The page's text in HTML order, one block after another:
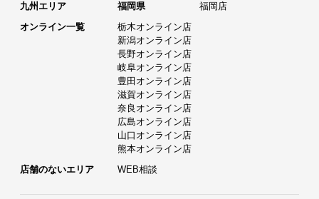
九州エリア
福岡県
福岡店
オンライン一覧
栃木オンライン店
新潟オンライン店
長野オンライン店
岐阜オンライン店
豊田オンライン店
滋賀オンライン店
奈良オンライン店
広島オンライン店
山口オンライン店
熊本オンライン店
店舗のないエリア
WEB相談